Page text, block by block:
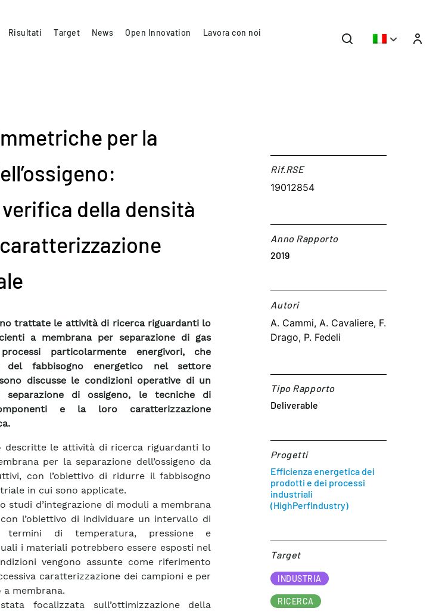
Risultati Target News Open Innovation Lavora con noi
per la
della densità
trattate le attività di ricerca riguardanti lo
a membrana per separazione di gas
particolarmente energivori, che
del fabbisogno energetico nel settore
discusse le condizioni operative di un
di ossigeno, le tecniche di
e la loro caratterizzazione
descritte le attività di ricerca riguardanti lo
per la separazione dell’ossigeno da
con l’obiettivo di ridurre il fabbisogno
in cui sono applicate.
studi d’integrazione di moduli a membrana
l’obiettivo di individuare un intervallo di
termini di temperatura, pressione e
i materiali potrebbero essere esposti nel
vengono assunte come riferimento
caratterizzazione dei campioni e per
membrana.
focalizzata sull’ottimizzazione della
Rif.RSE​
19012854
Anno Rapporto
2019
Autori​
A. Cammi, A. Cavaliere, F.
Drago, P. Fedeli
Tipo Rapporto
Deliverable
Progetti
Efficienza energetica dei
prodotti e dei processi
industriali
(HighPerfIndustry)
Target​
INDUSTRIA
RICERCA